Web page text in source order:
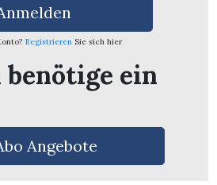
Registrieren Sie sich hier
benötige ein
Angebote